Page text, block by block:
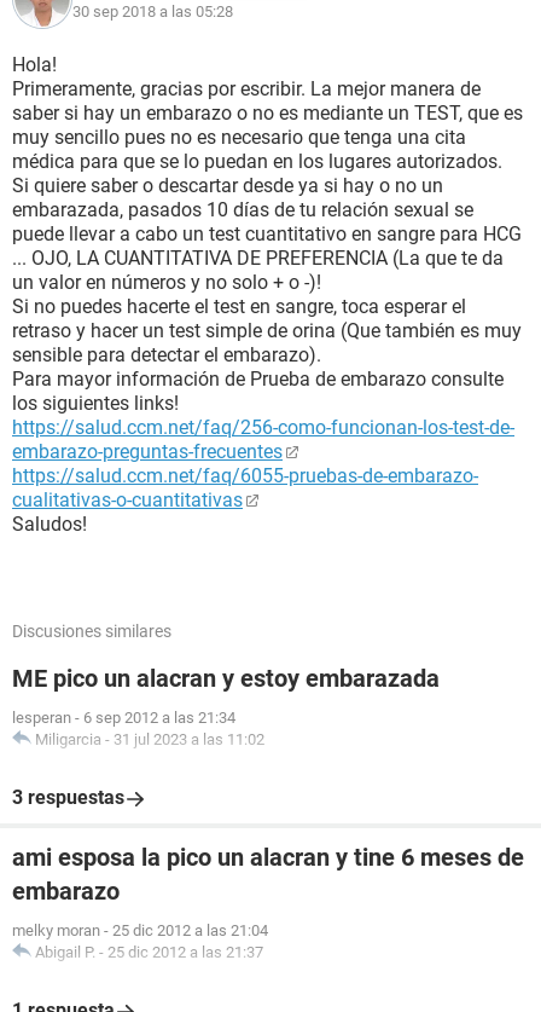
30 sep 2018 a las 05:28
Hola!
Primeramente, gracias por escribir. La mejor manera de
saber si hay un embarazo o no es mediante un TEST, que es
muy sencillo pues no es necesario que tenga una cita
médica para que se lo puedan en los lugares autorizados.
Si quiere saber o descartar desde ya si hay o no un
embarazada, pasados 10 días de tu relación sexual se
puede llevar a cabo un test cuantitativo en sangre para HCG
... OJO, LA CUANTITATIVA DE PREFERENCIA (La que te da
un valor en números y no solo + o -)!
Si no puedes hacerte el test en sangre, toca esperar el
retraso y hacer un test simple de orina (Que también es muy
sensible para detectar el embarazo).
Para mayor información de Prueba de embarazo consulte
los siguientes links!
https://salud.ccm.net/faq/256-como-funcionan-los-test-de-
embarazo-preguntas-frecuentes
https://salud.ccm.net/faq/6055-pruebas-de-embarazo-
cualitativas-o-cuantitativas
Saludos!
Discusiones similares
ME pico un alacran y estoy embarazada
lesperan - 6 sep 2012 a las 21:34
Miligarcia - 31 jul 2023 a las 11:02
3 respuestas
ami esposa la pico un alacran y tine 6 meses de
embarazo
melky moran - 25 dic 2012 a las 21:04
Abigail P. - 25 dic 2012 a las 21:37